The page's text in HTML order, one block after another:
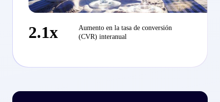
2.1x
Aumento en la tasa de conversión
(CVR) interanual